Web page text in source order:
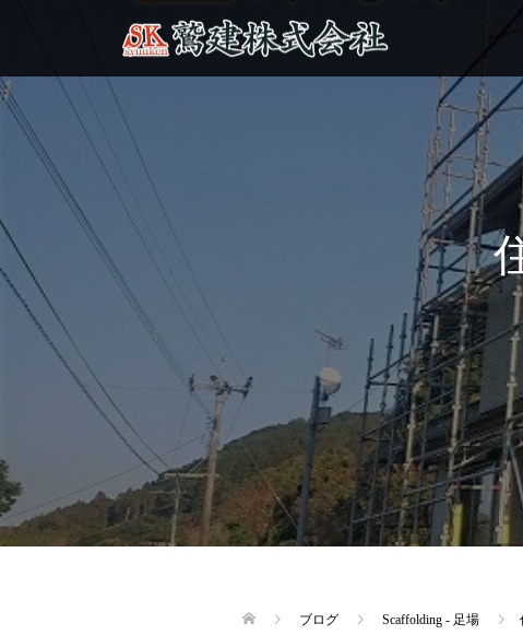
ブログ Scaffolding - 足場